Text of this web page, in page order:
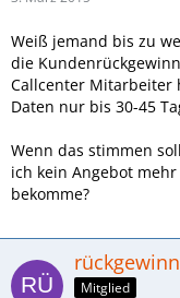
Weiß jemand bis zu
die
Callcenter Mitarbeiter
Daten nur bis 30-45
Wenn das stimmen
ich kein Angebot
bekomme?
Mitglied